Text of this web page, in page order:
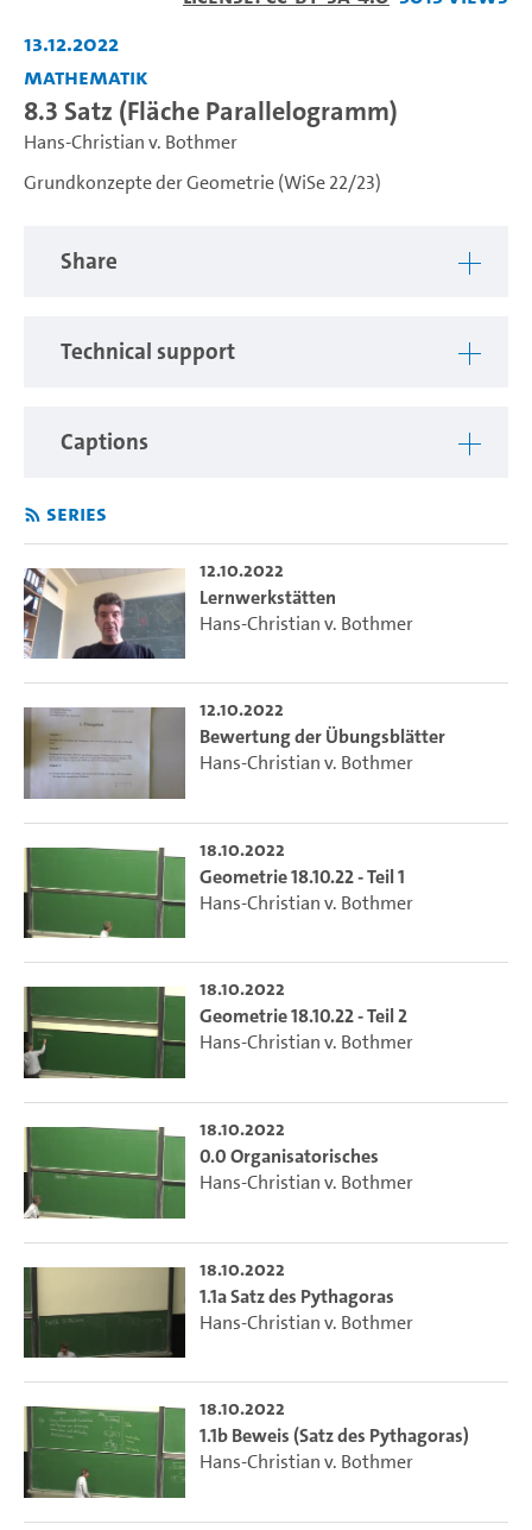
13.12.2022
Mathematik
8.3 Satz (Fläche Parallelogramm)
Hans-Christian v. Bothmer
Grundkonzepte der Geometrie (WiSe 22/23)
Share
Technical support
Captions
Series
12.10.2022
Lernwerkstätten
Hans-Christian v. Bothmer
12.10.2022
Bewertung der Übungsblätter
Hans-Christian v. Bothmer
18.10.2022
Geometrie 18.10.22 - Teil 1
Hans-Christian v. Bothmer
18.10.2022
Geometrie 18.10.22 - Teil 2
Hans-Christian v. Bothmer
18.10.2022
0.0 Organisatorisches
Hans-Christian v. Bothmer
18.10.2022
1.1a Satz des Pythagoras
Hans-Christian v. Bothmer
18.10.2022
1.1b Beweis (Satz des Pythagoras)
Hans-Christian v. Bothmer